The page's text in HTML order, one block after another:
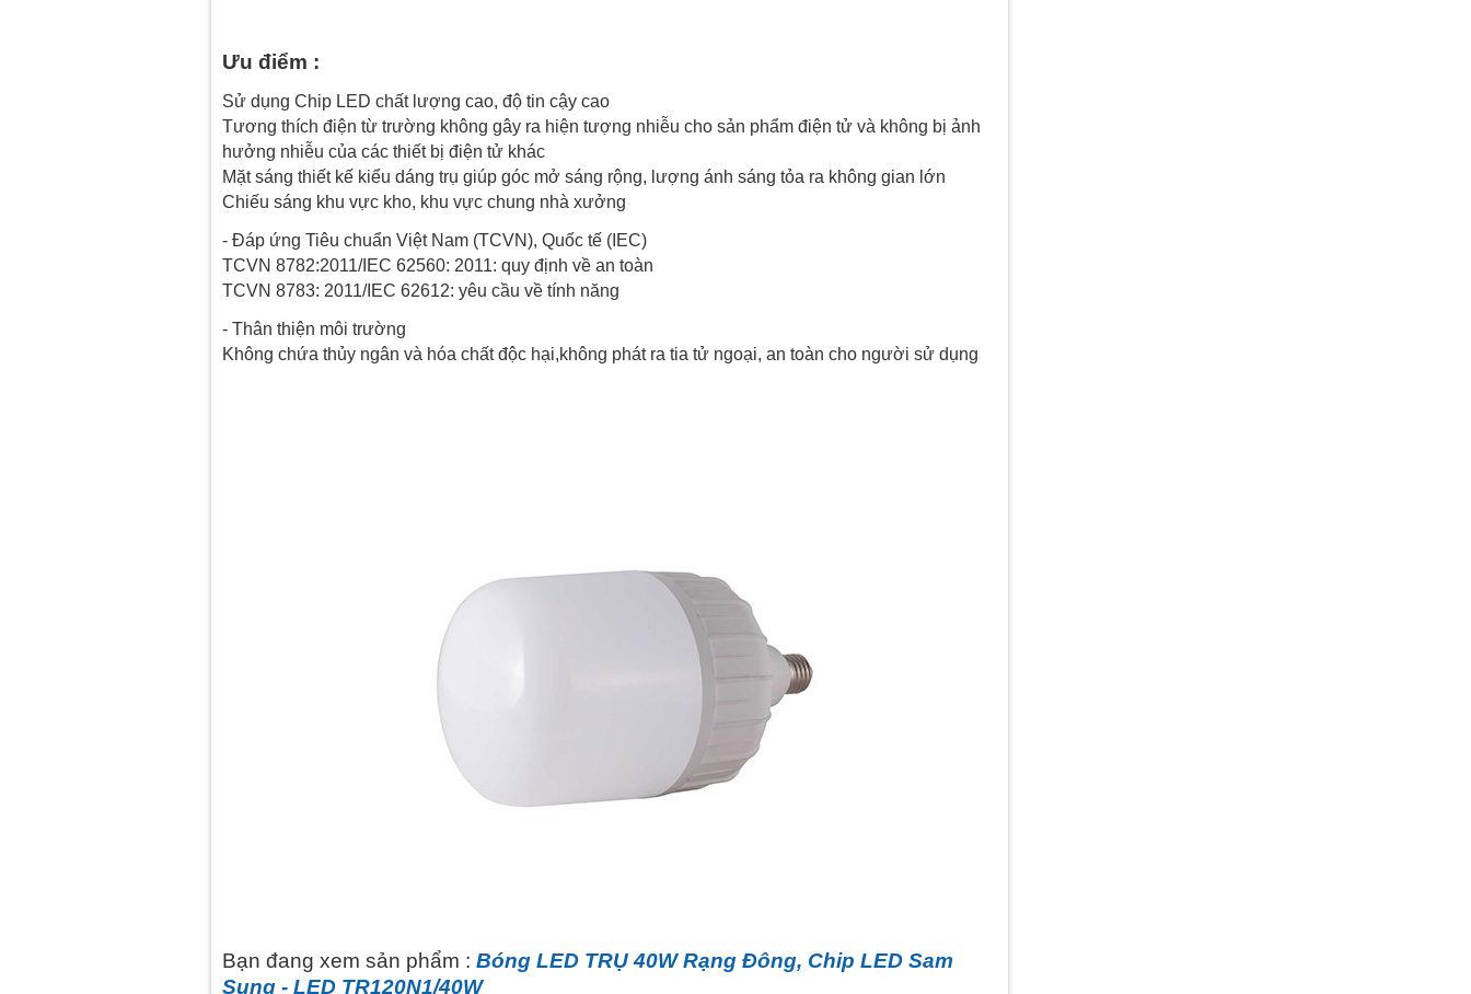
Ưu điểm :
Sử dụng Chip LED chất lượng cao, độ tin cậy cao
Tương thích điện từ trường không gây ra hiện tượng nhiễu cho sản phẩm điện tử và không bị ảnh
hưởng nhiễu của các thiết bị điện tử khác
Mặt sáng thiết kế kiểu dáng trụ giúp góc mở sáng rộng, lượng ánh sáng tỏa ra không gian lớn
Chiếu sáng khu vực kho, khu vực chung nhà xưởng
- Đáp ứng Tiêu chuẩn Việt Nam (TCVN), Quốc tế (IEC)
TCVN 8782:2011/IEC 62560: 2011: quy định về an toàn
TCVN 8783: 2011/IEC 62612: yêu cầu về tính năng
- Thân thiện môi trường
Không chứa thủy ngân và hóa chất độc hại,không phát ra tia tử ngoại, an toàn cho người sử dụng
Bạn đang xem sản phẩm : Bóng LED TRỤ 40W Rạng Đông, Chip LED Sam
Sung - LED TR120N1/40W